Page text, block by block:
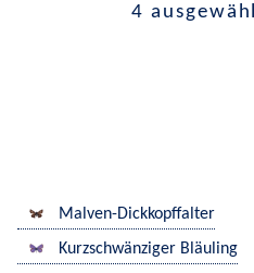
4
Malven-Dickkopffalter
Kurzschwänziger Bläuling